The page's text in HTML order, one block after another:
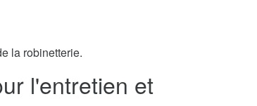
la robinetterie.
l'entretien et